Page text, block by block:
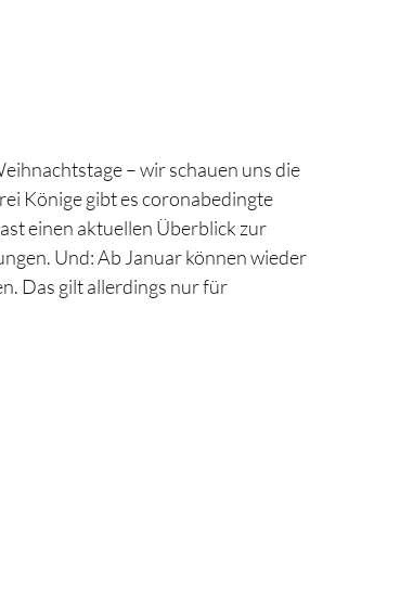
– wir schauen uns die
Könige gibt es coronabedingte
einen aktuellen Überblick zur
Und: Ab Januar können wieder
Das gilt allerdings nur für